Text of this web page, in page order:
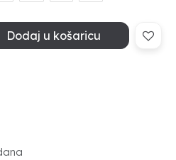
Dodaj u košaricu